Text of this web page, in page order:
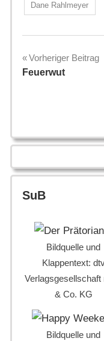
Dane Rahlmeyer
Vorheriger Beitrag
Feuerwut
SuB
Bildquelle und
Klappentext:
Verlagsgesellschaft
& Co. KG
Bildquelle und